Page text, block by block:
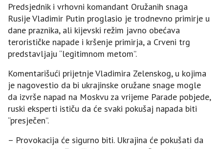
Predsjednik i vrhovni komandant Oružanih snaga
Rusije Vladimir Putin proglasio je trodnevno primirje u
dane praznika, ali kijevski režim javno obećava
terorističke napade i kršenje primirja, a Crveni trg
predstavljaju “legitimnom metom”.
Komentarišući prijetnje Vladimira Zelenskog, u kojima
je nagovestio da bi ukrajinske oružane snage mogle
da izvrše napad na Moskvu za vrijeme Parade pobjede,
ruski eksperti ističu da će svaki pokušaj napada biti
“presječen”.
– Provokacija će sigurno biti. Ukrajina će pokušati da